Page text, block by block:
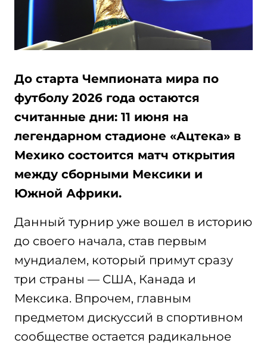
До старта Чемпионата мира по
футболу 2026 года остаются
считанные дни: 11 июня на
легендарном стадионе «Ацтека» в
Мехико состоится матч открытия
между сборными Мексики и
Южной Африки.
Данный турнир уже вошел в историю
до своего начала, став первым
мундиалем, который примут сразу
три страны — США, Канада и
Мексика. Впрочем, главным
предметом дискуссий в спортивном
сообществе остается радикальное